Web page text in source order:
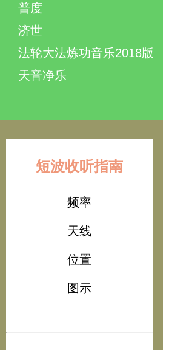
普度
济世
法轮大法炼功音乐2018版
天音净乐
短波收听指南
频率
天线
位置
图示